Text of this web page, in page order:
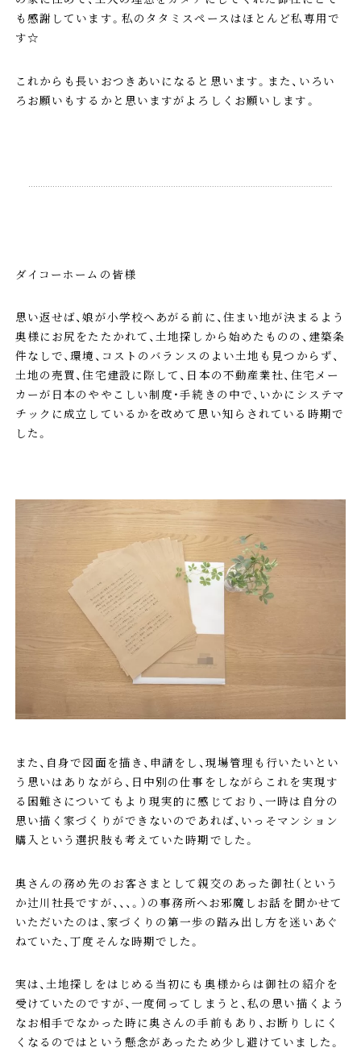
も感謝しています。私のタタミスペースはほとんど私専用で
す☆
これからも長いおつきあいになると思います。また、いろい
ろお願いもするかと思いますがよろしくお願いします。
ダイコーホームの皆様
思い返せば、娘が小学校へあがる前に、住まい地が決まるよう
奥様にお尻をたたかれて、土地探しから始めたものの、建築条
件なしで、環境、コストのバランスのよい土地も見つからず、
土地の売買、住宅建設に際して、日本の不動産業社、住宅メー
カーが日本のややこしい制度・手続きの中で、いかにシステマ
チックに成立しているかを改めて思い知らされている時期で
した。
また、自身で図面を描き、申請をし、現場管理も行いたいとい
う思いはありながら、日中別の仕事をしながらこれを実現す
る困難さについてもより現実的に感じており、一時は自分の
思い描く家づくりができないのであれば、いっそマンション
購入という選択肢も考えていた時期でした。
奥さんの務め先のお客さまとして親交のあった御社（という
か辻川社長ですが、、、。）の事務所へお邪魔しお話を聞かせて
いただいたのは、家づくりの第一歩の踏み出し方を迷いあぐ
ねていた、丁度そんな時期でした。
実は、土地探しをはじめる当初にも奥様からは御社の紹介を
受けていたのですが、一度伺ってしまうと、私の思い描くよう
なお相手でなかった時に奥さんの手前もあり、お断りしにく
くなるのではという懸念があったため少し避けていました。